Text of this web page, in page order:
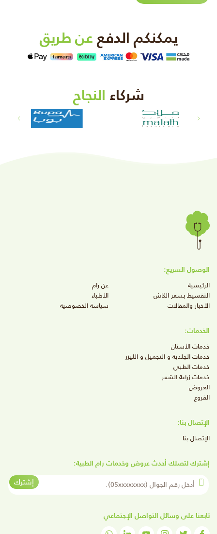
يمكنكم الدفععن طريق
شركاء النجاح
الوصول السريع:
الرئيسية
عن رام
التقسيط بسعر الكاش
الأطباء
الأخبار والمقالات
سياسة الخصوصية
الخدمات:
خدمات الأسنان
خدمات الجلدية و التجميل و الليزر
خدمات الطبي
خدمات زراعة الشعر
العروض
الفروع
الإتصال بنا:
الإتصال بنا
إشترك لتصلك أحدث عروض وخدمات رام الطبية:
أدخل رقم الجوال
إشترك
تابعنا على وسائل التواصل الإجتماعي